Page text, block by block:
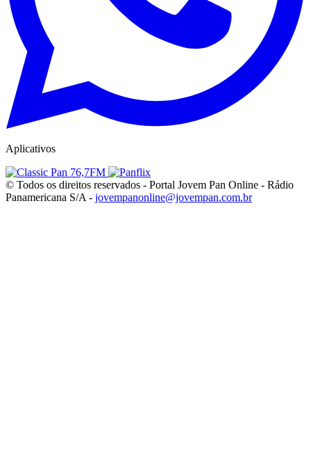
Aplicativos
© Todos os direitos reservados - Portal Jovem Pan Online - Rádio
Panamericana S/A - jovempanonline@jovempan.com.br